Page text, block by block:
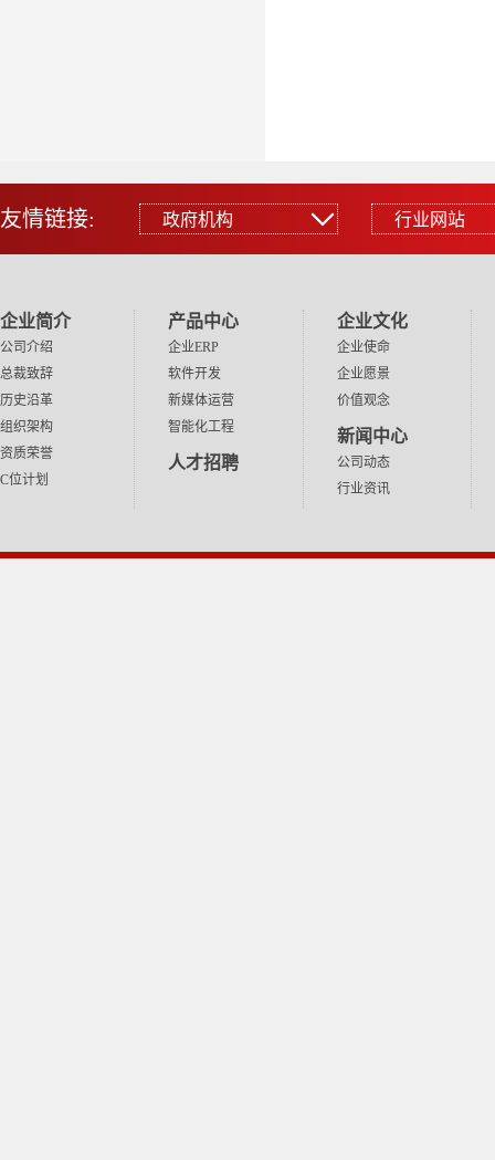
友情链接: 政府机构
中国工信部网站
浙江省经信厅网站
浙江省科技厅网站
金华市经信局网站
金华市科技局网站
永康市人民政府网站
行业网站
百度
腾讯
华为
小米
网易
新浪
企业简介
公司介绍
总裁致辞
历史沿革
组织架构
资质荣誉
C位计划
产品中心
企业ERP
软件开发
新媒体运营
智能化工程
人才招聘
企业文化
企业使命
企业愿景
价值观念
新闻中心
公司动态
行业资讯